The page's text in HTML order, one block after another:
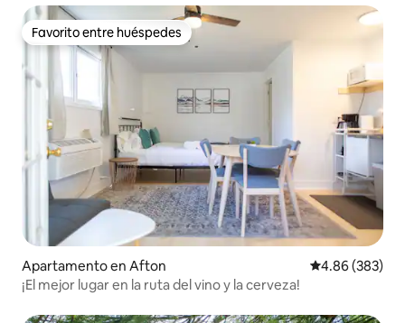
Favorito entre huéspedes
Favorito entre huéspedes
Apartamento en Afton Calificación
4.86 (383)
¡El mejor lugar en la ruta del vino y la cerveza!